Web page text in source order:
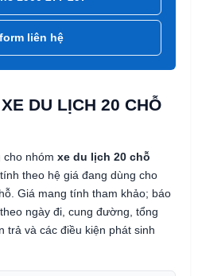
liên hệ
DU LỊCH 20 CHỖ
cho nhóm xe du lịch 20 chỗ
theo hệ giá đang dùng cho
Giá mang tính tham khảo; báo
ngày đi, cung đường, tổng
trả và các điều kiện phát sinh